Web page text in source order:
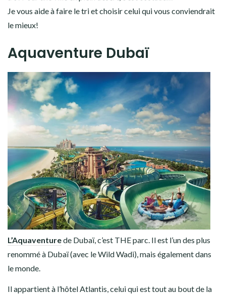
Je vous aide à faire le tri et choisir celui qui vous conviendrait
le mieux!
Aquaventure Dubaï
L’Aquaventurede Dubaï, c’est THE parc. Il est l’un des plus
renommé à Dubaï (avec le Wild Wadi), mais également dans
le monde.
Il appartient à l’hôtel Atlantis, celui qui est tout au bout de la